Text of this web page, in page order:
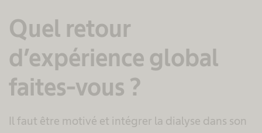
Quel retour
d’expérience global
faites-vous ?
Il faut être motivé et intégrer la dialyse dans son